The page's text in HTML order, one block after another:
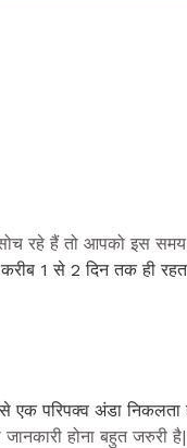
रहे हैं तो आपको इस
1 से 2 दिन तक ही
एक परिपक्व अंडा निकलता
जानकारी होना बहुत जरुरी